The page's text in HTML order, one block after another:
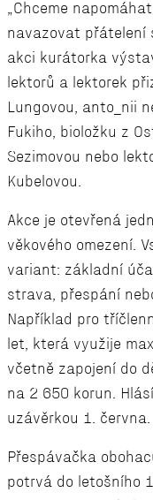
„Chceme
navazovat přátelení
akci kurátorka
lektorů a lektorek
Lungovou, anto_nii
Fukiho, bioložku z
Sezimovou nebo
Kubelovou.
Akce je otevřená
věkového omezení.
variant: základní
strava, přespání
Například pro
let, která využije
včetně zapojení do
na 2 650 korun.
uzávěrkou 1. června.
Přespávačka
potrvá do letošního